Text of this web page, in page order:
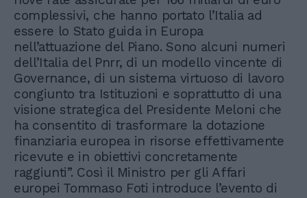
complessivi, che hanno portato l’Italia ad
essere lo Stato guida in Europa
nell’attuazione del Piano. Sono alcuni numeri
dell’Italia del Pnrr, di un modello vincente di
Governance, di un sistema virtuoso di lavoro
congiunto tra Istituzioni e soprattutto di una
visione strategica del Presidente Meloni che
ha consentito di trasformare la dotazione
finanziaria europea in risorse effettivamente
ricevute e in obiettivi concretamente
raggiunti”. Così il Ministro per gli Affari
europei Tommaso Foti introduce l’evento di